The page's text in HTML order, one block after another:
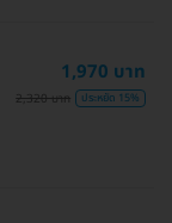
1,970 บาท
2,320 บาท ประหยัด 15%